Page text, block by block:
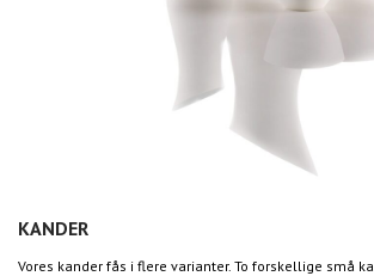
KANDER
Vores kander fås i flere varianter. To forskellige små